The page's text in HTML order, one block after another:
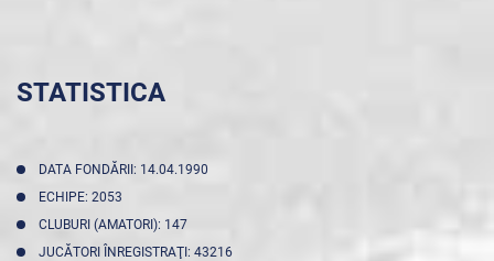
STATISTICA
DATA FONDĂRII: 14.04.1990
ECHIPE: 2053
CLUBURI (AMATORI): 147
JUCĂTORI ÎNREGISTRAŢI: 43216